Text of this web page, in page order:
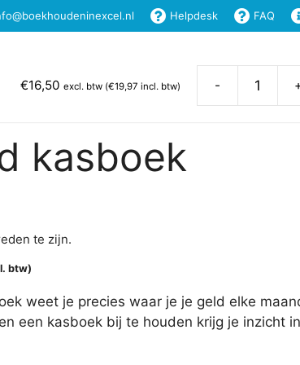
Helpdesk FAQ
kasboek
te zijn.
btw)
weet je precies waar je je geld elke
een kasboek bij te houden krijg je inzicht
€16,50 excl. btw (€19,97 incl. btw) -
kasboek